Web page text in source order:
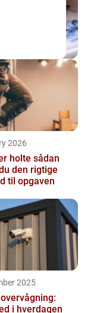
2026
sådan
den rigtige
til opgaven
2025
i hverdagen